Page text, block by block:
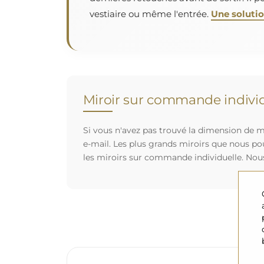
vestiaire ou même l'entrée. Une
Miroir sur commande
Si vous n'avez pas trouvé la dimension de
e-mail. Les plus grands miroirs que nous
les miroirs sur commande individuelle.